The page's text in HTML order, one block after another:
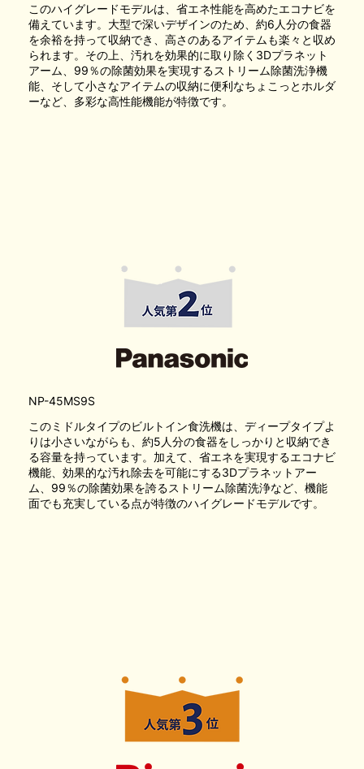
このハイグレードモデルは、省エネ性能を高めたエコナビを
備えています。大型で深いデザインのため、約6人分の食器
を余裕を持って収納でき、高さのあるアイテムも楽々と収め
られます。その上、汚れを効果的に取り除く3Dプラネット
アーム、99％の除菌効果を実現するストリーム除菌洗浄機
能、そして小さなアイテムの収納に便利なちょこっとホルダ
ーなど、多彩な高性能機能が特徴です。
このミドルタイプのビルトイン食洗機は、ディープタイプよ
りは小さいながらも、約5人分の食器をしっかりと収納でき
る容量を持っています。加えて、省エネを実現するエコナビ
機能、効果的な汚れ除去を可能にする3Dプラネットアー
ム、99％の除菌効果を誇るストリーム除菌洗浄など、機能
面でも充実している点が特徴のハイグレードモデルです。
NP-45MS9S